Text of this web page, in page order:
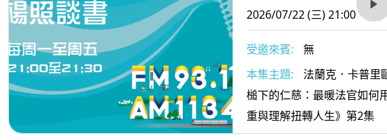
2026/07/22 (三) 21:00
受邀來賓:
無
本集主題:
法蘭克．卡普里
槌下的仁慈：最暖法官如何
重與理解扭轉人生》第2集